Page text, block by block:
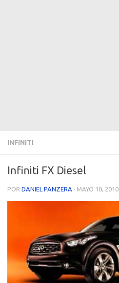
INFINITI
Infiniti FX Diesel
POR DANIEL PANZERA · MAYO 10, 2010